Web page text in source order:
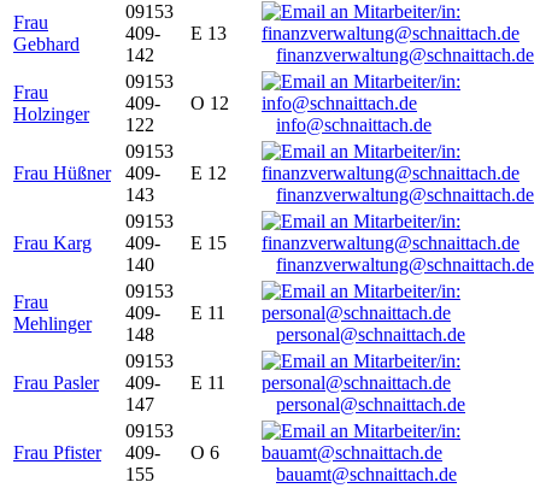
Frau
Gebhard
09153
409-
142
E 13
finanzverwaltung@schnaittach.de
Frau
Holzinger
09153
409-
122
O 12
info@schnaittach.de
Frau Hüßner
09153
409-
143
E 12
finanzverwaltung@schnaittach.de
Frau Karg
09153
409-
140
E 15
finanzverwaltung@schnaittach.de
Frau
Mehlinger
09153
409-
148
E 11
personal@schnaittach.de
Frau Pasler
09153
409-
147
E 11
personal@schnaittach.de
Frau Pfister
09153
409-
155
O 6
bauamt@schnaittach.de